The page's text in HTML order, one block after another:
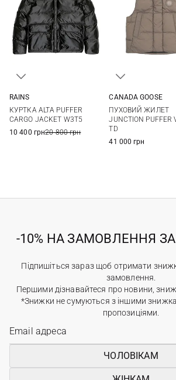
RAINS
КУРТКА ALTA PUFFER
CARGO JACKET W3T5
10 400 грн20 800 грн
CANADA GOOSE
ПУХОВИЙ ЖИЛЕТ
JUNCTION PUFFER
TD
41 000 грн
-10% НА ЗАМОВЛЕННЯ
Підпишіться зараз щоб отримати
замовлення.
Першими дізнавайтеся про новини,
*Знижки не сумуються з іншими
пропозиціями.
ЧОЛОВІКАМ